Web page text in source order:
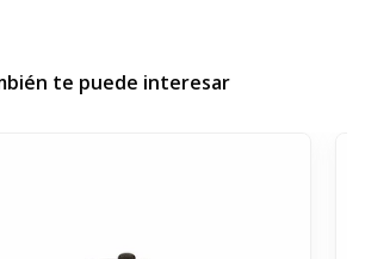
te puede interesar